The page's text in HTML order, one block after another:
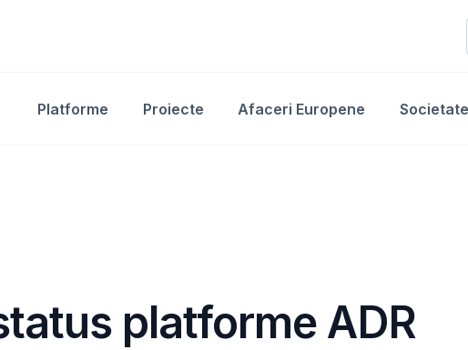
Platforme Proiecte Afaceri Europene
platforme ADR